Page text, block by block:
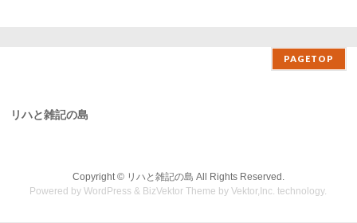
PAGETOP
リハと雑記の島
Copyright © リハと雑記の島 All Rights Reserved.
Powered byWordPress & BizVektor Theme by Vektor,Inc. technology.